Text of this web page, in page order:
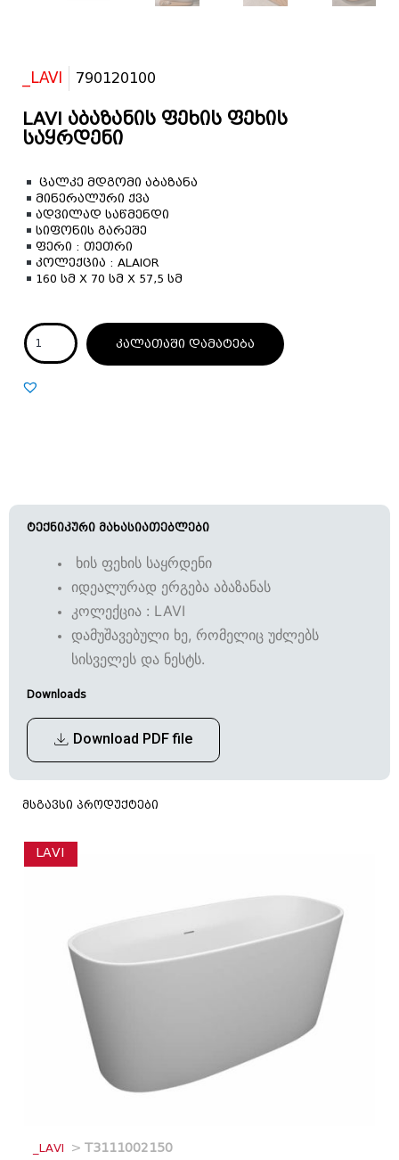
_LAVI 790120100
LAVI აბაზანის ფეხის ფეხის
საყრდენი
ცალკე მდგომი აბაზანა
მინერალური ქვა
ადვილად საწმენდი
სიფონის გარეშე
ფერი : თეთრი
კოლექცია : ALAIOR
160 სმ X 70 სმ X 57,5 სმ
კალათაში დამატება
ტექნიკური მახასიათებლები
ხის ფეხის საყრდენი
იდეალურად ერგება აბაზანას
კოლექცია : LAVI
დამუშავებული ხე, რომელიც უძლებს
სისველეს და ნესტს.
Downloads
Download PDF file
მსგავსი პროდუქტები
LAVI
_LAVI > T3111002150